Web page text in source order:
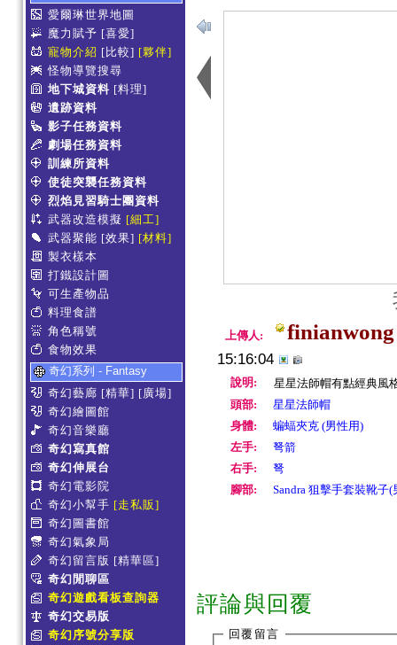
愛爾琳世界地圖
魔力賦予 [喜愛]
寵物介紹 [比較] [夥伴]
怪物導覽搜尋
地下城資料 [料理]
遺跡資料
影子任務資料
劇場任務資料
訓練所資料
使徒突襲任務資料
烈焰見習騎士團資料
武器改造模擬 [細工]
武器聚能 [效果] [材料]
製衣樣本
打鐵設計圖
可生產物品
料理食譜
角色稱號
食物效果
奇幻系列 - Fantasy
奇幻藝廊 [精華] [廣場]
奇幻繪圖館
奇幻音樂廳
奇幻寫真館
奇幻伸展台
奇幻電影院
奇幻小幫手 [走私販]
奇幻圖書館
奇幻氣象局
奇幻留言版 [精華區]
奇幻閒聊區
奇幻遊戲看板查詢器
奇幻交易版
奇幻序號分享版
上傳人: finianwong
15:16:04
說明:
星星法師帽有點經典風
頭部:
星星法師帽
身體:
蝙蝠夾克 (男性用)
左手:
弩箭
右手:
弩
腳部:
Sandra 狙擊手套裝靴子(
評論與回覆
回覆留言